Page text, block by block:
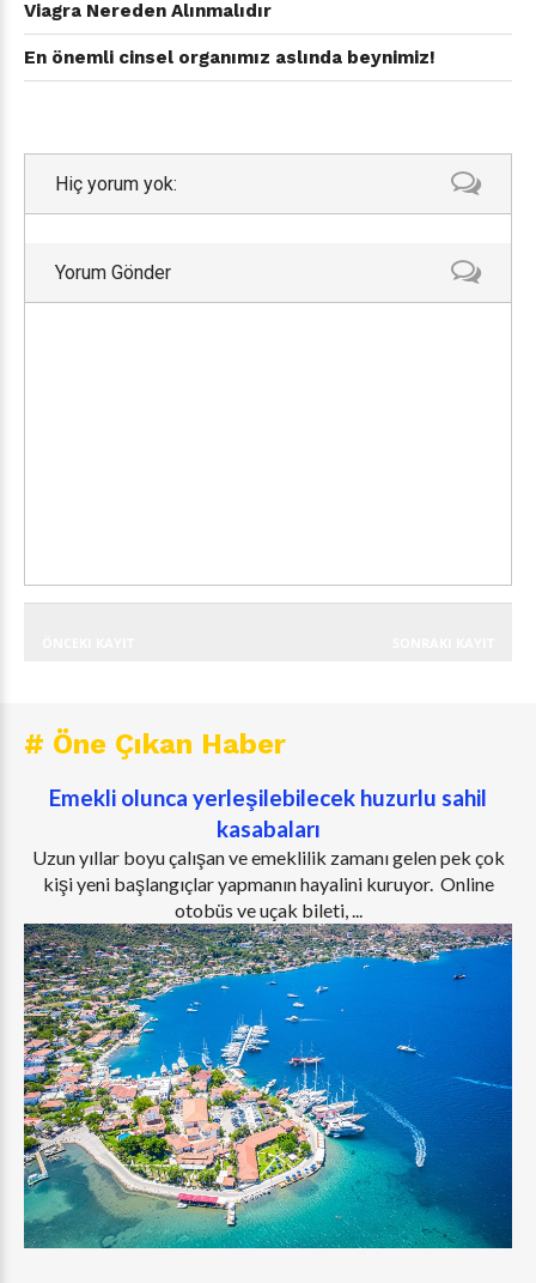
Viagra Nereden Alınmalıdır
En önemli cinsel organımız aslında beynimiz!
Hiç yorum yok:
Yorum Gönder
# Öne Çıkan Haber
Emekli olunca yerleşilebilecek huzurlu sahil
kasabaları
Uzun yıllar boyu çalışan ve emeklilik zamanı gelen pek çok
kişi yeni başlangıçlar yapmanın hayalini kuruyor. Online
otobüs ve uçak bileti, ...